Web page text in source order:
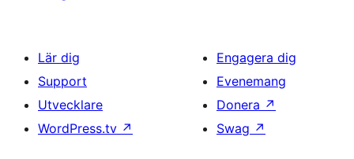
Lär dig
Support
Utvecklare
WordPress.tv ↗
Engagera dig
Evenemang
Donera ↗
Swag ↗